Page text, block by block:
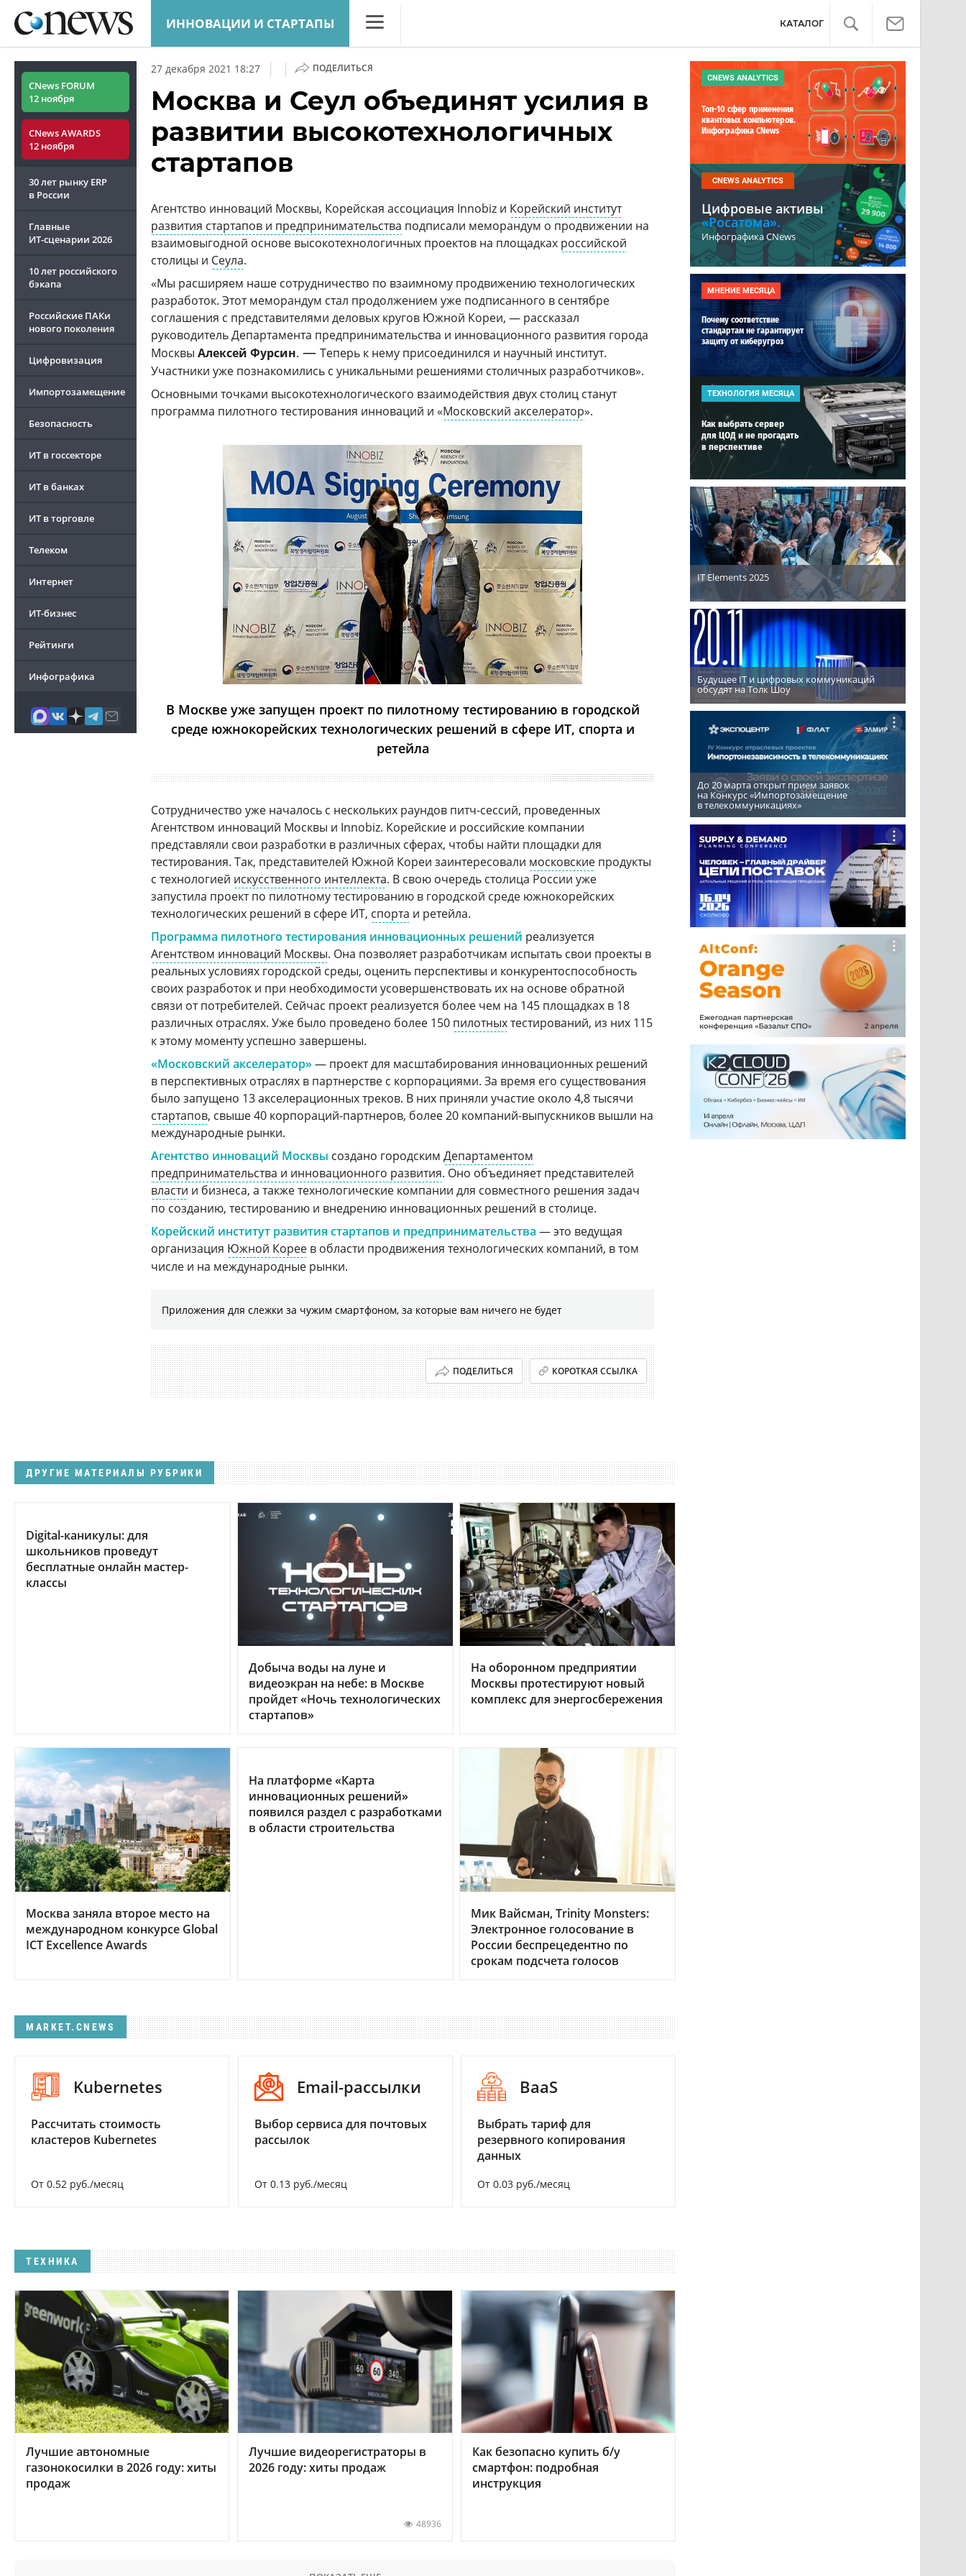
Конференции
Маркет
КАТАЛОГ
CNews FORUM
12 ноября
CNews AWARDS
12 ноября
30 лет рынку ERP
в России
Главные
ИТ-сценарии 2026
10 лет российского
бэкапа
Российские ПАКи
нового поколения
Цифровизация
Импортозамещение
Безопасность
ИТ в госсекторе
ИТ в банках
ИТ в торговле
Телеком
Интернет
ИТ-бизнес
Рейтинги
Инфографика
27 декабря 2021 18:27 | | ПОДЕЛИТЬСЯ
Москва и Сеул объединят усилия в
развитии высокотехнологичных
стартапов
Агентство инноваций Москвы, Корейская ассоциация Innobiz и Корейский институт
развития стартапов и предпринимательства подписали меморандум о продвижении на
взаимовыгодной основе высокотехнологичных проектов на площадках российской
столицы и Сеула.
«Мы расширяем наше сотрудничество по взаимному продвижению технологических
разработок. Этот меморандум стал продолжением уже подписанного в сентябре
соглашения с представителями деловых кругов Южной Кореи, — рассказал
руководитель Департамента предпринимательства и инновационного развития города
Москвы Алексей Фурсин. — Теперь к нему присоединился и научный институт.
Участники уже познакомились с уникальными решениями столичных разработчиков».
Основными точками высокотехнологического взаимодействия двух столиц станут
программа пилотного тестирования инноваций и «Московский акселератор».
В Москве уже запущен проект по пилотному тестированию в городской
среде южнокорейских технологических решений в сфере ИТ, спорта и
ретейла
Сотрудничество уже началось с нескольких раундов питч-сессий, проведенных
Агентством инноваций Москвы и Innobiz. Корейские и российские компании
представляли свои разработки в различных сферах, чтобы найти площадки для
тестирования. Так, представителей Южной Кореи заинтересовали московские продукты
с технологией искусственного интеллекта. В свою очередь столица России уже
запустила проект по пилотному тестированию в городской среде южнокорейских
технологических решений в сфере ИТ, спорта и ретейла.
Программа пилотного тестирования инновационных решений реализуется
Агентством инноваций Москвы. Она позволяет разработчикам испытать свои проекты в
реальных условиях городской среды, оценить перспективы и конкурентоспособность
своих разработок и при необходимости усовершенствовать их на основе обратной
связи от потребителей. Сейчас проект реализуется более чем на 145 площадках в 18
различных отраслях. Уже было проведено более 150 пилотныхтестирований, из них 115
к этому моменту успешно завершены.
«Московский акселератор»— проект для масштабирования инновационных решений
в перспективных отраслях в партнерстве с корпорациями. За время его существования
было запущено 13 акселерационных треков. В них приняли участие около 4,8 тысячи
стартапов, свыше 40 корпораций-партнеров, более 20 компаний-выпускников вышли на
международные рынки.
Агентство инноваций Москвы создано городским Департаментом
предпринимательства и инновационного развития. Оно объединяет представителей
власти и бизнеса, а также технологические компании для совместного решения задач
по созданию, тестированию и внедрению инновационных решений в столице.
Корейский институт развития стартапов и предпринимательства — это ведущая
организация Южной Корее в области продвижения технологических компаний, в том
числе и на международные рынки.
Приложения для слежки за чужим смартфоном, за которые вам ничего не будет
ПОДЕЛИТЬСЯ КОРОТКАЯ ССЫЛКА
ДРУГИЕ МАТЕРИАЛЫ РУБРИКИ
Digital-каникулы: для
школьников проведут
бесплатные онлайн мастер-
классы
Добыча воды на луне и
видеоэкран на небе: в Москве
пройдет «Ночь технологических
стартапов»
На оборонном предприятии
Москвы протестируют новый
комплекс для энергосбережения
Москва заняла второе место на
международном конкурсе Global
ICT Excellence Awards
На платформе «Карта
инновационных решений»
появился раздел с разработками
в области строительства
Мик Вайсман, Trinity Monsters:
Электронное голосование в
России беспрецедентно по
срокам подсчета голосов
MARKET.CNEWS
Kubernetes
Рассчитать стоимость
кластеров Kubernetes
От 0.52 руб./месяц
Email-рассылки
Выбор сервиса для почтовых
рассылок
От 0.13 руб./месяц
BaaS
Выбрать тариф для
резервного копирования
данных
От 0.03 руб./месяц
ТЕХНИКА
Лучшие автономные
газонокосилки в 2026 году: хиты
продаж
Лучшие видеорегистраторы в
2026 году: хиты продаж
48936
Как безопасно купить б/у
смартфон: подробная
инструкция
CNEWS ANALYTICS
Топ-10 сфер применения
квантовых компьютеров.
Инфографика CNews
CNEWS ANALYTICS
Цифровые активы
«Росатома».
Инфографика CNews
МНЕНИЕ МЕСЯЦА
Почему соответствие
стандартам не гарантирует
защиту от киберугроз
ТЕХНОЛОГИЯ МЕСЯЦА
Как выбрать сервер
для ЦОД и не прогадать
в перспективе
IT Elements 2025
Будущее IT и цифровых коммуникаций
обсудят на Толк Шоу
До 20 марта открыт прием заявок
на Конкурс «Импортозамещение
в телекоммуникациях»